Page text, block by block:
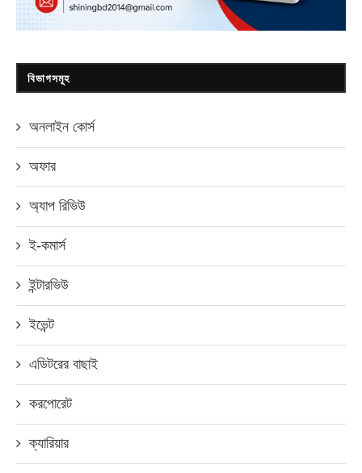
বিভাগসমূহ
অনলাইন কোর্স
অফার
অ্যাপ রিভিউ
ই-কমার্স
ইন্টারভিউ
ইভেন্ট
এডিটরের বাছাই
করপোরেট
ক্যারিয়ার